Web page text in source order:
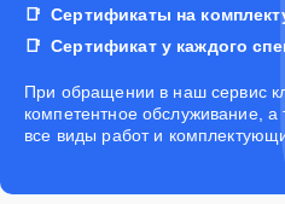
Сертификаты на
Сертификат у каждого
При обращении в наш сервис
компетентное обслуживание,
все виды работ и